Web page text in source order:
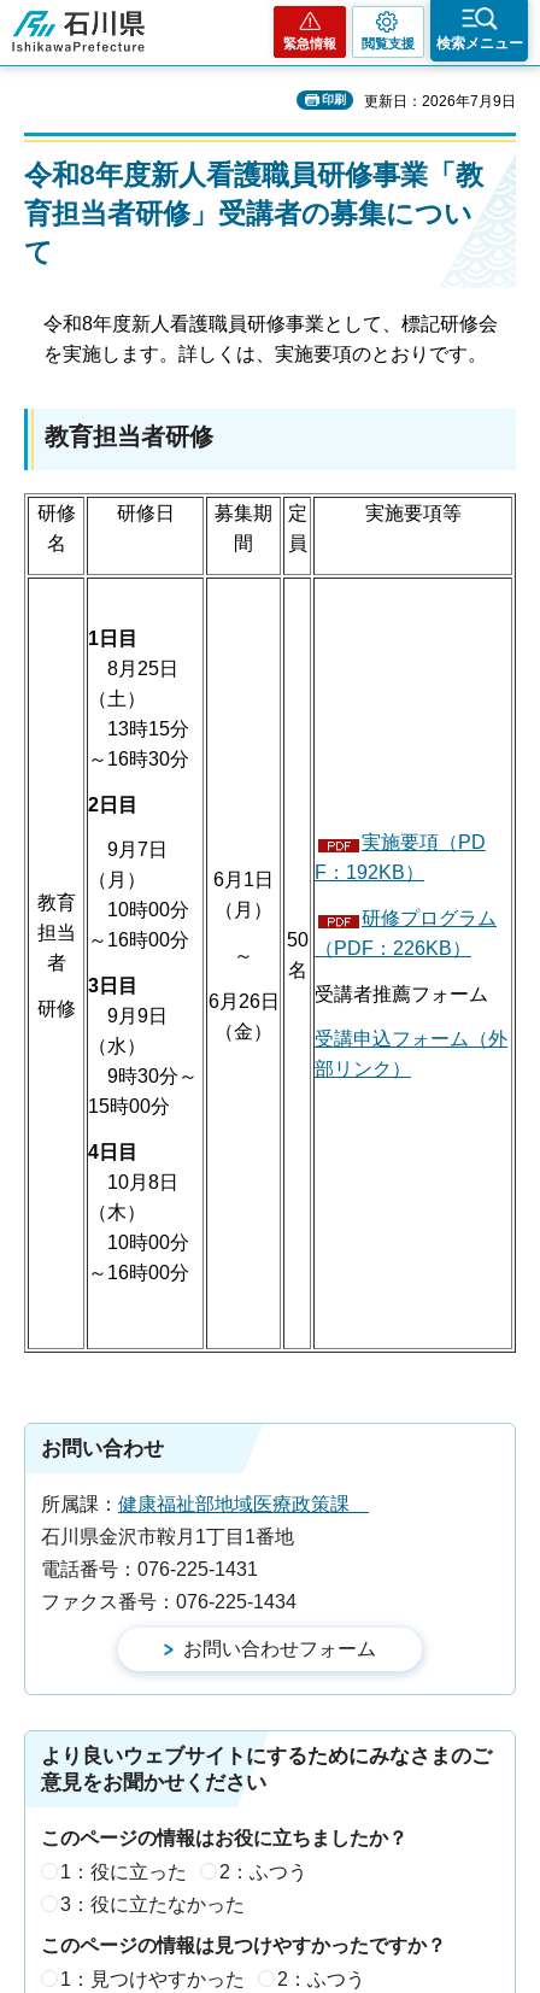
石川県
緊急情報 閲覧支援 検索メニュー
印刷 更新日：2026年7月9日
令和8年度新人看護職員研修事業「教
育担当者研修」受講者の募集につい
て
令和8年度新人看護職員研修事業として、標記研修会
を実施します。詳しくは、実施要項のとおりです。
教育担当者研修
研修
名
研修日
募集期
間
定
員
実施要項等
教育
担当
者
研修
1日目
8月25日
（土）
13時15分
～16時30分
2日目
9月7日
（月）
10時00分
～16時00分
3日目
9月9日
（水）
9時30分～
15時00分
4日目
10月8日
（木）
10時00分
～16時00分
6月1日
（月）
～
6月26日
（金）
50
名
実施要項（PD
F：192KB）
研修プログラム
（PDF：226KB）
受講者推薦フォーム
受講申込フォーム（外
部リンク）
お問い合わせ
所属課： 健康福祉部地域医療政策課
石川県金沢市鞍月1丁目1番地
電話番号：076-225-1431
ファクス番号：076-225-1434
より良いウェブサイトにするためにみなさまのご
意見をお聞かせください
このページの情報はお役に立ちましたか？
1：役に立った
2：ふつう
3：役に立たなかった
このページの情報は見つけやすかったですか？
1：見つけやすかった
2：ふつう